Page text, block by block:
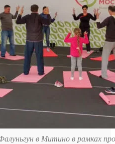
в Митино в рамках